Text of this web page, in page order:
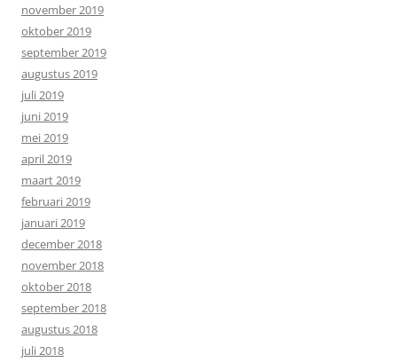
november 2019
oktober 2019
september 2019
augustus 2019
juli 2019
juni 2019
mei 2019
april 2019
maart 2019
februari 2019
januari 2019
december 2018
november 2018
oktober 2018
september 2018
augustus 2018
juli 2018